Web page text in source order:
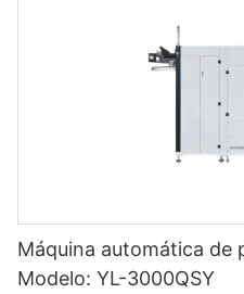
Máquina automática de
Modelo: YL-3000QSY